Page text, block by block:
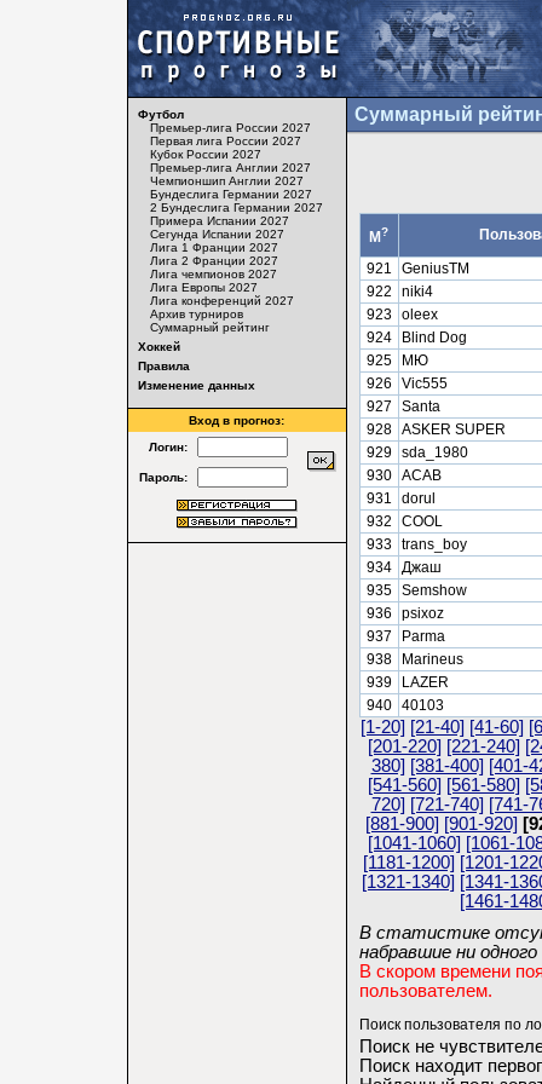
Футбол
Премьер-лига России 2027
Первая лига России 2027
Кубок России 2027
Премьер-лига Англии 2027
Чемпионшип Англии 2027
Бундеслига Германии 2027
2 Бундеслига Германии 2027
Примера Испании 2027
Сегунда Испании 2027
Лига 1 Франции 2027
Лига 2 Франции 2027
Лига чемпионов 2027
Лига Европы 2027
Лига конференций 2027
Архив турниров
Суммарный рейтинг
Хоккей
Правила
Изменение данных
Вход в прогноз:
Логин:
Пароль:
Суммарный
М?
921
GeniusTM
922
niki4
923 oleex
924
Blind Dog
925
МЮ
926
Vic555
927
Santa
928 ASKER SUPER
929 sda_1980
930 ACAB
931
dorul
932
COOL
933 trans_boy
934 Джаш
935 Semshow
936
psixoz
937
Parma
938
Marineus
939
LAZER
940 40103
[1-20] [21-40] [41-60]
[201-220] [221-240]
380] [381-400] [401-
[541-560] [561-580]
720] [721-740] [741-
[881-900] [901-920]
[1041-1060] [1061-
[1181-1200] [1201-
[1321-1340] [1341-
[1461-
В статистике
набравшие ни одного
В скором времени
пользователем.
Поиск пользователя по
Поиск не
Поиск находит